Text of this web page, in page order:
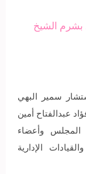
بشرم الشيخ
سمير البهي
عبدالفتاح أمين
المجلس وأعضاء
الإدارية